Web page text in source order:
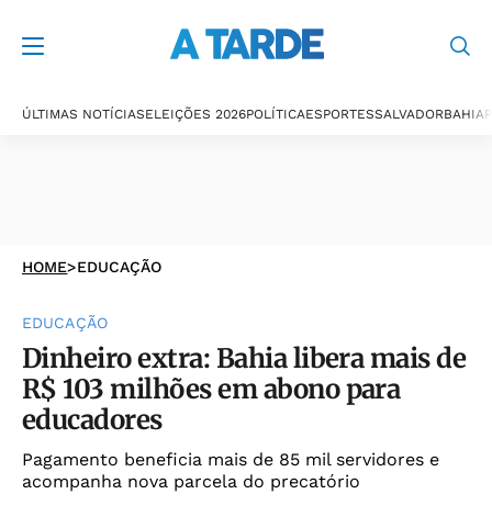
ÚLTIMAS NOTÍCIASELEIÇÕES 2026POLÍTICAESPORTESSALVADORBAHIA
HOME>EDUCAÇÃO
EDUCAÇÃO
Dinheiro extra: Bahia libera mais de
R$ 103 milhões em abono para
educadores
Pagamento beneficia mais de 85 mil servidores e
acompanha nova parcela do precatório